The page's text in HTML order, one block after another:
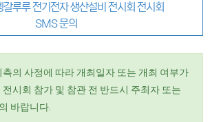
루루 전기전자 생산설비 전시회 전시회
SMS 문의
의 사정에 따라 개최일자 또는 개최 여부가
시회 참가 및 참관 전 반드시 주최자 또는
바랍니다.